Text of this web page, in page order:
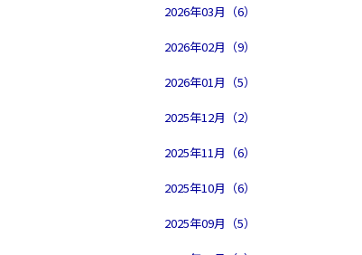
2026年03月（6）
2026年02月（9）
2026年01月（5）
2025年12月（2）
2025年11月（6）
2025年10月（6）
2025年09月（5）